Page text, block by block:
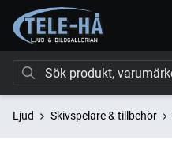
Ljud Skivspelare & tillbehör